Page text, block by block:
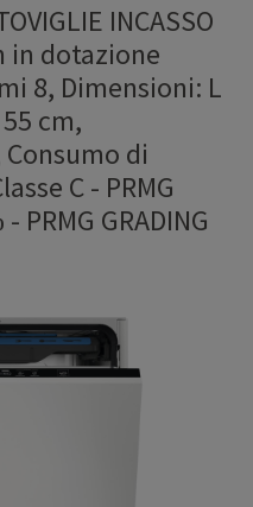
INCASSO
in dotazione
8, Dimensioni: L
cm,
di
C - PRMG
- PRMG GRADING